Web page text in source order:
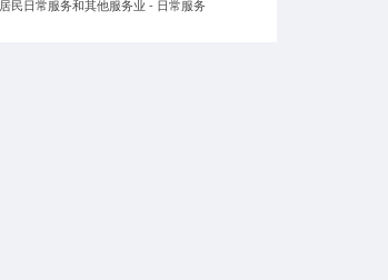
居民日常服务和其他服务业 - 日常服务